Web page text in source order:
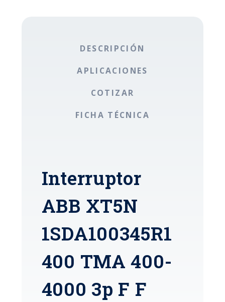
DESCRIPCIÓN
APLICACIONES
COTIZAR
FICHA TÉCNICA
Interruptor
ABB XT5N
1SDA100345R1
400 TMA 400-
4000 3p F F